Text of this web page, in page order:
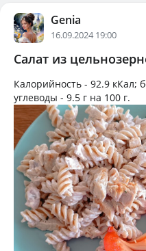
Genia
16.09.2024 19:00
Салат из
Калорийность - 92.9 кКал;
углеводы - 9.5 г на 100 г.